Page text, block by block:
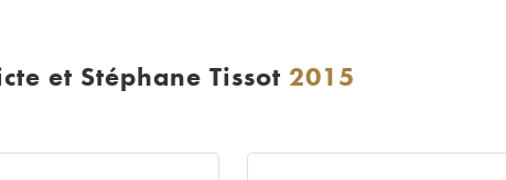
et Stéphane Tissot 2015